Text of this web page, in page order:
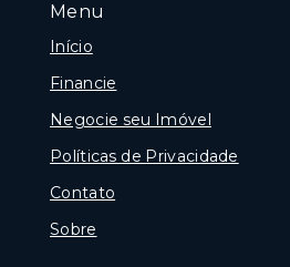
Menu
Início
Financie
Negocie seu Imóvel
Políticas de Privacidade
Contato
Sobre